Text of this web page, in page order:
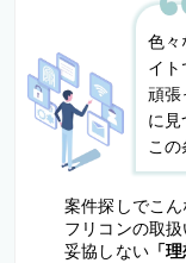
色々
イト
頑張
に見
この
案件探しでこ
フリコンの取
妥協しない「理